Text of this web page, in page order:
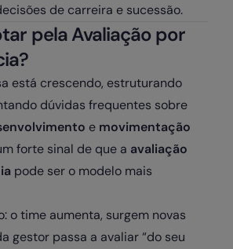
de carreira e sucessão.
pela Avaliação por
está crescendo, estruturando
dúvidas frequentes sobre
e movimentação
forte sinal de que a avaliação
pode ser o modelo mais
o time aumenta, surgem novas
gestor passa a avaliar “do seu